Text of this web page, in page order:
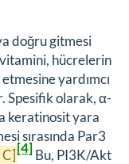
doğru gitmesi
hücrelerin
yardımcı
Spesifik olarak, α-
keratinosit yara
sırasında Par3
[4]Bu, PI3K/Akt